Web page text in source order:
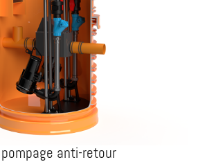
anti-retour